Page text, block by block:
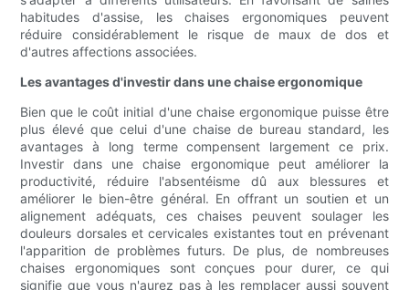
habitudes d'assise, les chaises ergonomiques peuvent
réduire considérablement le risque de maux de dos et
d'autres affections associées.
Les avantages d'investir dans une chaise ergonomique
Bien que le coût initial d'une chaise ergonomique puisse être
plus élevé que celui d'une chaise de bureau standard, les
avantages à long terme compensent largement ce prix.
Investir dans une chaise ergonomique peut améliorer la
productivité, réduire l'absentéisme dû aux blessures et
améliorer le bien-être général. En offrant un soutien et un
alignement adéquats, ces chaises peuvent soulager les
douleurs dorsales et cervicales existantes tout en prévenant
l'apparition de problèmes futurs. De plus, de nombreuses
chaises ergonomiques sont conçues pour durer, ce qui
signifie que vous n'aurez pas à les remplacer aussi souvent